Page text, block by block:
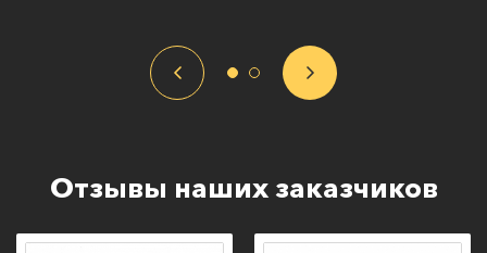
Отзывы наших заказчиков